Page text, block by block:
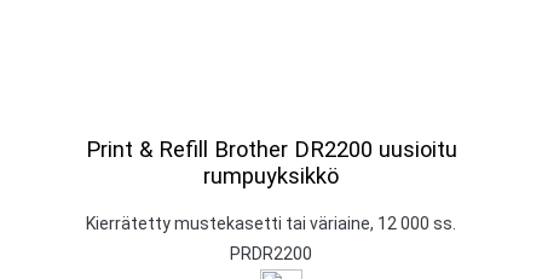
Print & Refill Brother DR2200 uusioitu
rumpuyksikkö
Kierrätetty mustekasetti tai väriaine, 12 000 ss.
PRDR2200